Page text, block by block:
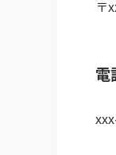
〒
電